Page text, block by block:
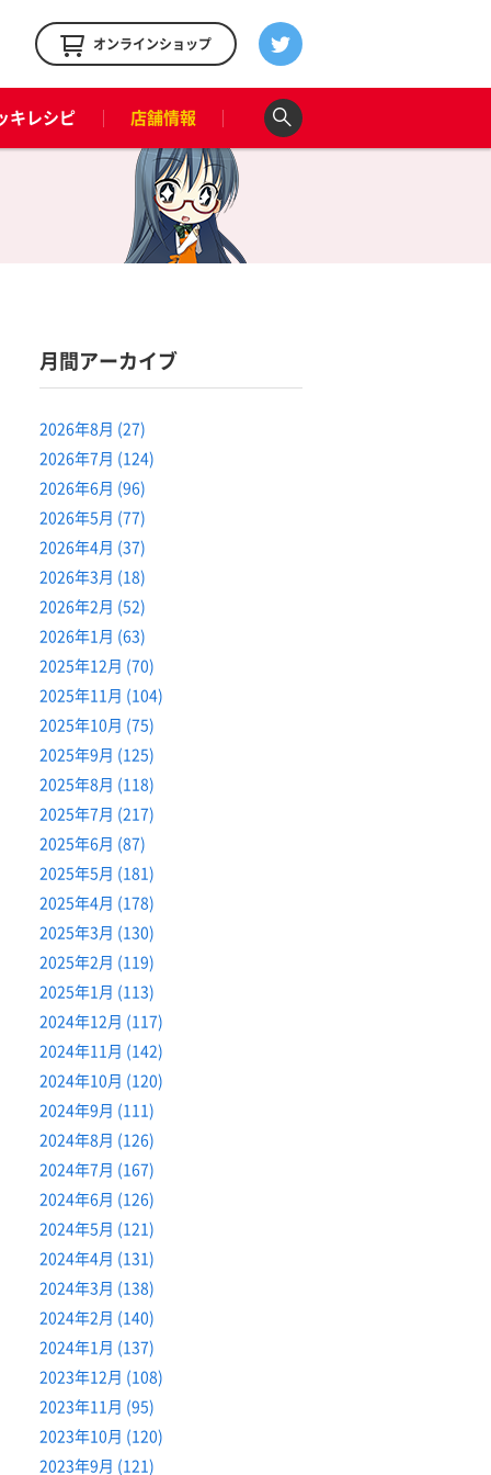
オンラインショップ
キレシピ 店舗情報
月間アーカイブ
2026年8月 (27)
2026年7月 (124)
2026年6月 (96)
2026年5月 (77)
2026年4月 (37)
2026年3月 (18)
2026年2月 (52)
2026年1月 (63)
2025年12月 (70)
2025年11月 (104)
2025年10月 (75)
2025年9月 (125)
2025年8月 (118)
2025年7月 (217)
2025年6月 (87)
2025年5月 (181)
2025年4月 (178)
2025年3月 (130)
2025年2月 (119)
2025年1月 (113)
2024年12月 (117)
2024年11月 (142)
2024年10月 (120)
2024年9月 (111)
2024年8月 (126)
2024年7月 (167)
2024年6月 (126)
2024年5月 (121)
2024年4月 (131)
2024年3月 (138)
2024年2月 (140)
2024年1月 (137)
2023年12月 (108)
2023年11月 (95)
2023年10月 (120)
2023年9月 (121)